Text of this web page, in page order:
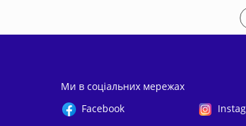
Ми в соціальних мережах
Facebook